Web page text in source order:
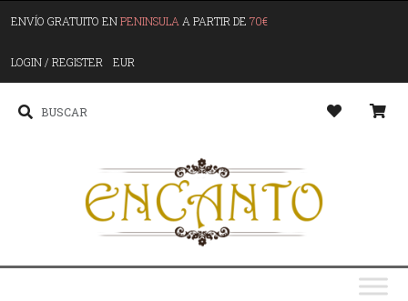
ENVÍO GRATUITO ENPENINSULA A PARTIR DE 70€
LOGIN / REGISTER EUR